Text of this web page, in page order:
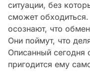
ситуации, без
сможет обходиться.
осознают, что
Они поймут, что
Описанный сегодня
пригодится ему